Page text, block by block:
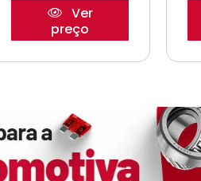
Ver
preço